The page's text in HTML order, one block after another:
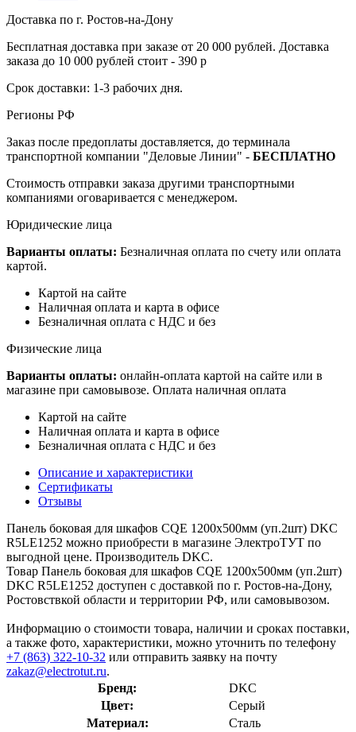
Доставка по г. Ростов-на-Дону
Бесплатная доставка при заказе от 20 000 рублей. Доставка
заказа до 10 000 рублей стоит - 390 р
Срок доставки: 1-3 рабочих дня.
Регионы РФ
Заказ после предоплаты доставляется, до терминала
транспортной компании "Деловые Линии" - БЕСПЛАТНО
Стоимость отправки заказа другими транспортными
компаниями оговаривается с менеджером.
Юридические лица
Варианты оплаты: Безналичная оплата по счету или оплата
картой.
Картой на сайте
Наличная оплата и карта в офисе
Безналичная оплата с НДС и без
Физические лица
Варианты оплаты: онлайн-оплата картой на сайте или в
магазине при самовывозе. Оплата наличная оплата
Картой на сайте
Наличная оплата и карта в офисе
Безналичная оплата с НДС и без
Описание и характеристики
Сертификаты
Отзывы
Панель боковая для шкафов CQE 1200х500мм (уп.2шт) DKC
R5LE1252 можно приобрести в магазине ЭлектроТУТ по
выгодной цене. Производитель DKC.
Товар Панель боковая для шкафов CQE 1200х500мм (уп.2шт)
DKC R5LE1252 доступен с доставкой по г. Ростов-на-Дону,
Ростовствкой области и территории РФ, или самовывозом.
Информацию о стоимости товара, наличии и сроках поставки,
а также фото, характеристики, можно уточнить по телефону
+7 (863) 322-10-32 или отправить заявку на почту
zakaz@electrotut.ru.
Бренд:
DKC
Цвет:
Серый
Материал:
Сталь